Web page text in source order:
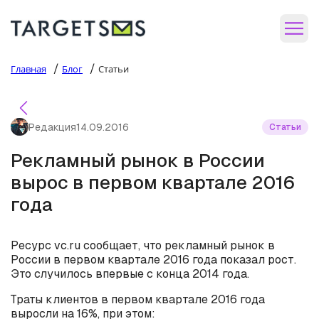
Главная / Блог / Статьи
Редакция14.09.2016 Статьи
Рекламный рынок в России
вырос в первом квартале 2016
года
Ресурс vc.ru сообщает, что рекламный рынок в
России в первом квартале 2016 года показал рост.
Это случилось впервые с конца 2014 года.
Траты клиентов в первом квартале 2016 года
выросли на 16%, при этом: